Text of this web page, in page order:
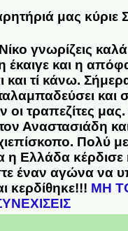
μας κύριε
γνωρίζεις
και η
και τί κάνω.
και
οι τραπεζίτες
Αναστασιάδη
Πολύ
κέρδισε
έναν αγώνα να
κερδίθηκε!!! ΜΗ